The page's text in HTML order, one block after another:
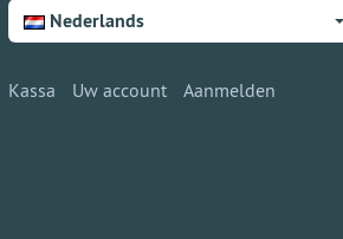
Nederlands
Kassa Uw account Aanmelden